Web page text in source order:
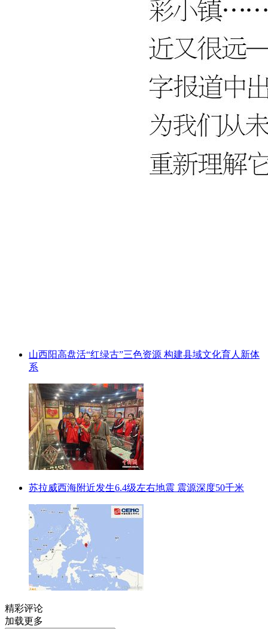
山西阳高盘活“红绿古”三色资源 构建县域文化育人新体
系
苏拉威西海附近发生6.4级左右地震 震源深度50千米
精彩评论
加载更多